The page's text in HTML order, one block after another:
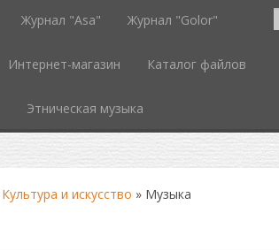
Журнал "Asa" Журнал "Golor"
Интернет-магазин Каталог файлов
Этническая музыка
Культура и искусство » Музыка